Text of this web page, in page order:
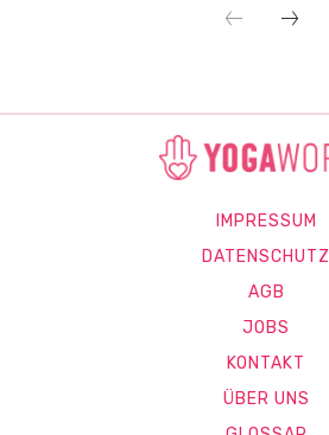
IMPRESSUM
DATENSCHUTZ
AGB
JOBS
KONTAKT
ÜBER UNS